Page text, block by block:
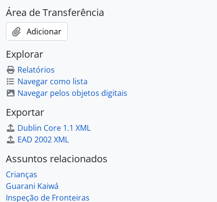
Área de Transferência
Adicionar
Explorar
Relatórios
Navegar como lista
Navegar pelos objetos digitais
Exportar
Dublin Core 1.1 XML
EAD 2002 XML
Assuntos relacionados
Crianças
Guarani Kaiwá
Inspeção de Fronteiras